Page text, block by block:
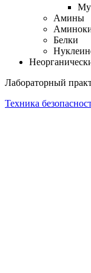
Амины
Белки
Лабораторный
Техника